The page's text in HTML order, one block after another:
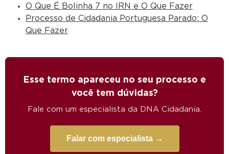
O Que É Bolinha 7 no IRN e O Que Fazer
Processo de Cidadania Portuguesa Parado: O
Que Fazer
Esse termo apareceu no seu processo e
você tem dúvidas?
Fale com um especialista da DNA Cidadania.
Falar com especialista →